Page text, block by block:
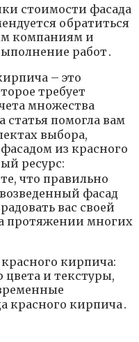
стоимости фасада
обратиться
компаниям и
работ․
– это
требует
множества
статья помогла вам
выбора,
из красного
ресурс:
что правильно
фасад
вас своей
протяжении многих
кирпича:
и текстуры,
красного кирпича․